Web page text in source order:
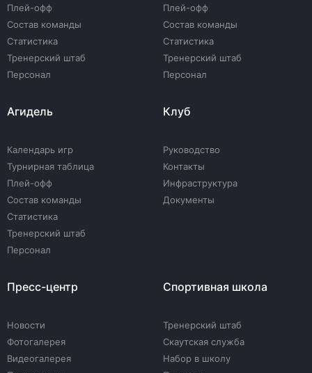
Плей-офф
Состав команды
Статистика
Тренерский штаб
Персонал
Плей-офф
Состав команды
Статистика
Тренерский штаб
Персонал
Агидель
Календарь игр
Турнирная таблица
Плей-офф
Состав команды
Статистика
Тренерский штаб
Персонал
Клуб
Руководство
Контакты
Инфраструктура
Документы
Пресс-центр
Новости
Фотогалерея
Видеогалерея
Спортивная школа
Тренерский штаб
Скаутская служба
Набор в школу